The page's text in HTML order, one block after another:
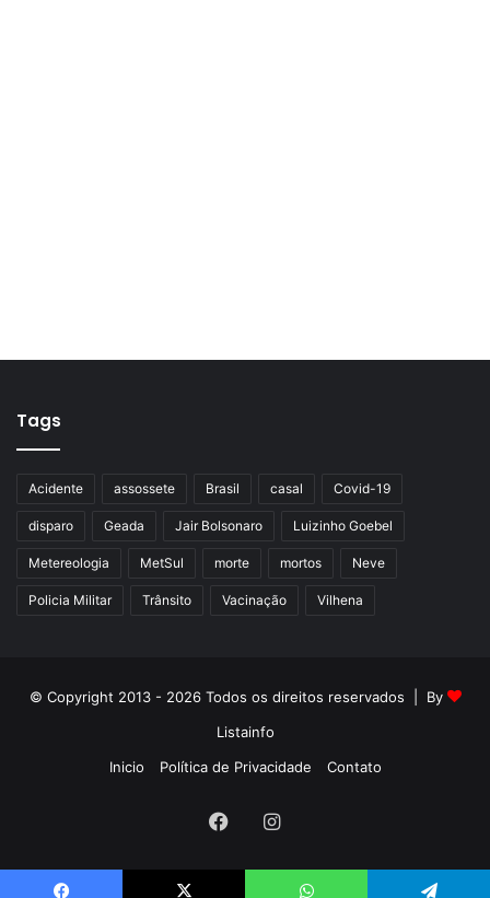
Tags
Acidente assossete Brasil casal Covid-19
disparo Geada Jair Bolsonaro Luizinho Goebel
Metereologia MetSul morte mortos Neve
Policia Militar Trânsito Vacinação Vilhena
© Copyright 2013 - 2026 Todos os direitos reservados | By
Listainfo
Inicio
Política de Privacidade Contato
FacebookInstagram